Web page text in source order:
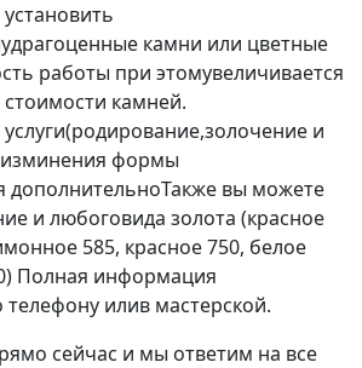
камни или цветные
работы при этомувеличивается
камней.
и
формы
дополнительноТакже вы можете
и любоговида золота (красное
585, красное 750, белое
Полная информация
телефону илив мастерской.
сейчас и мы ответим на все